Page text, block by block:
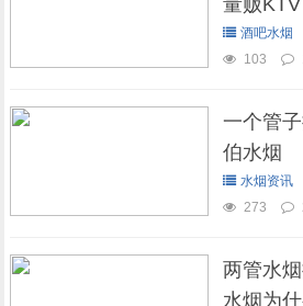
量贩
酒吧水烟
103
一个管
伯水烟
水烟资讯
273
两管水
水烟为